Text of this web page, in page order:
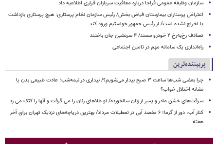
سازمان وظیفه عمومی فراجا درباره معافیت سربازان فراری اطلاعیه داد
اعتراض پرستاران بیمارستان فیاض بخش/ رئیس سازمان نظام پرستاری: هیچ پرستاری بازداشت
یا اخراج نشده است/ از رئیس جمهور خواستیم ورود کند
تصادف رخ‌به‌رخ ۲ خودرو سمند/ ۴ سرنشین جان باختند
راه‌اندازی یک سامانه مهم در تامین اجتماعی
پربیننده‌ترین
چرا بعضی شب‌ها ساعت ۳ صبح بیدار می‌شویم؟/ بیداری در نیمه‌شب؛ عادت طبیعی بدن یا
نشانه اختلال خواب؟
سرقت‌های خشن مادر و پسر از زنان سالخورده/ او طلاهای زنان را می گرفت و آنها را کتک می زد
کنار آب، دور از گرما؛ ۶ مقصد آبی در تعطیلات مرداد/ بهترین دریاچه‌های نزدیک تهران برای آخر
هفته